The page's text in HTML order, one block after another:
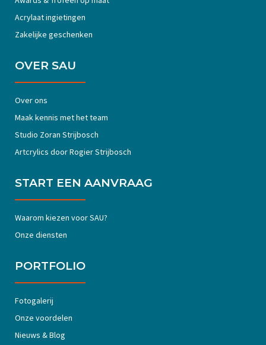
Acrylaat ingietingen
Zakelijke geschenken
OVER SAU
Over ons
Maak kennis met het team
Studio Zoran Strijbosch
Artcrylics door Rogier Strijbosch
START EEN AANVRAAG
Waarom kiezen voor SAU?
Onze diensten
PORTFOLIO
Fotogalerij
Onze voordelen
Nieuws & Blog